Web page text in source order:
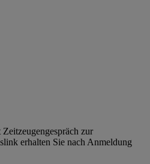
zur
erhalten Sie nach Anmeldung